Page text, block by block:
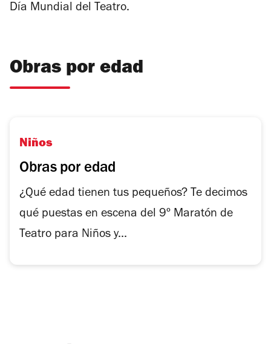
Día Mundial del Teatro.
Obras por edad
Niños
Obras por edad
¿Qué edad tienen tus pequeños? Te decimos
qué puestas en escena del 9º Maratón de
Teatro para Niños y...